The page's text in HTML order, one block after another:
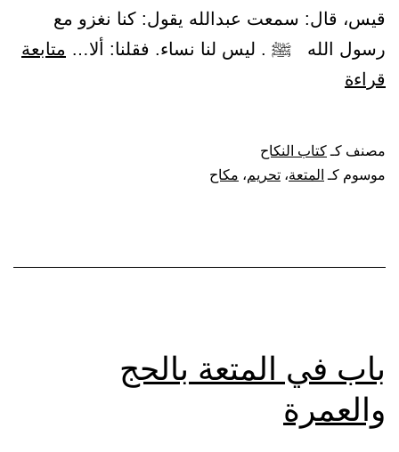
قيس، قال: سمعت عبدالله يقول: كنا نغزو مع
رسول الله ﷺ . ليس لنا نساء. فقلنا: ألا… متابعة
قراءة
المتعة
وبيان
ثم
نسخ،
مصنف كـكتاب النكاح
موسوم كـ المتعة، تحريم، مكاح
باب في المتعة بالحج
والعمرة